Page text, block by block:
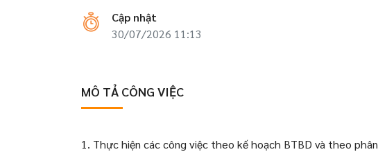
Cập nhật
30/07/2026 11:13
MÔ TẢ CÔNG VIỆC
1. Thực hiện các công việc theo kế hoạch BTBD và theo